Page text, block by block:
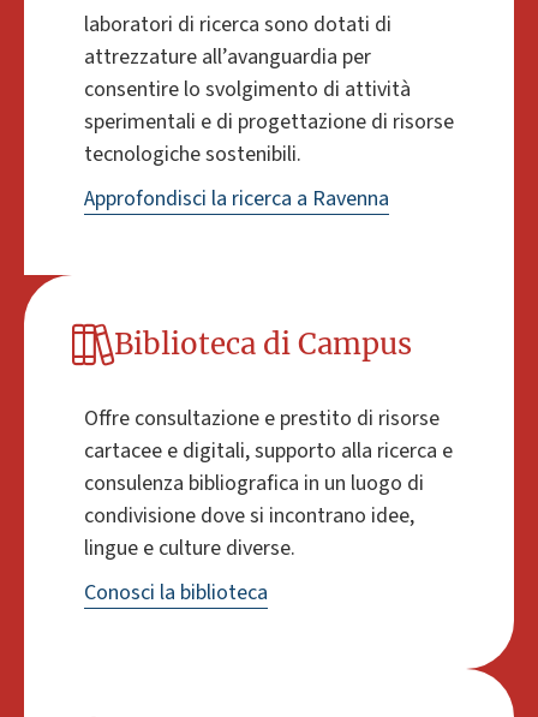
laboratori di ricerca sono dotati di
attrezzature all’avanguardia per
consentire lo svolgimento di attività
sperimentali e di progettazione di risorse
tecnologiche sostenibili.
Approfondisci la ricerca a Ravenna
Biblioteca di Campus
Offre consultazione e prestito di risorse
cartacee e digitali, supporto alla ricerca e
consulenza bibliografica in un luogo di
condivisione dove si incontrano idee,
lingue e culture diverse.
Conosci la biblioteca